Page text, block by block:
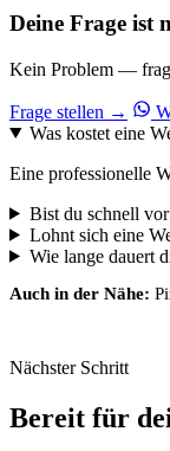
Deine Frage ist
Kein Problem — frag
Frage stellen →
Was kostet eine
Eine professionelle
Bist du schnell
Lohnt sich eine
Wie lange dauert
Auch in der Nähe:
Nächster Schritt
Bereit für